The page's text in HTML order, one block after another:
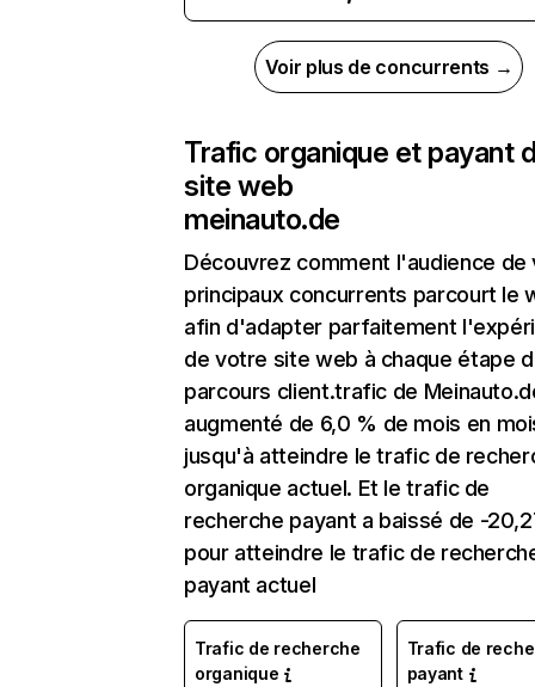
Voir plus de concurrents →
Trafic organique et payant
site web
meinauto.de
Découvrez comment l'audience de
principaux concurrents parcourt le
afin d'adapter parfaitement
de votre site web à chaque étape
parcours client.trafic de
augmenté de 6,0 % de mois en
jusqu'à atteindre le trafic de
organique actuel. Et le trafic de
recherche payant a baissé de -
pour atteindre le trafic de
payant actuel
Trafic de recherche
organique
Trafic de
payant